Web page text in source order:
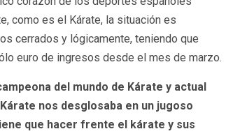
como es el Kárate, la situación es
cerrados y lógicamente, teniendo que
euro de ingresos desde el mes de marzo.
del mundo de Kárate y actual
nos desglosaba en un jugoso
que hacer frente el kárate y sus